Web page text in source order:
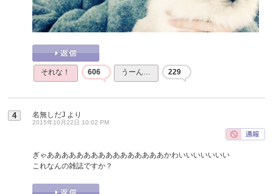
それな！ 606 うーん… 229
4 名無しだJ より
2015年10月22日 10:02 PM
ぎゃああああああああああああああああかわいいいいいいい
これなんの雑誌ですか？